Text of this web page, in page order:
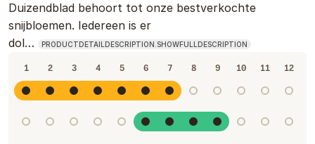
Duizendblad behoort tot onze bestverkochte
snijbloemen. Iedereen is er
dol…
PRODUCTDETAILDESCRIPTION.SHOWFULLDESCRIPTION
1 2 3 4 5 6 7 8 9 10 11 12